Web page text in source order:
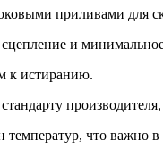
приливами для
и
к истиранию.
температур, что важно